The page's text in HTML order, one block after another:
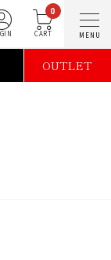
0
OUTLET